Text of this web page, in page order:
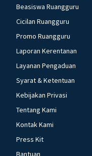
Beasiswa Ruangguru
Cicilan Ruangguru
Promo Ruangguru
Laporan Kerentanan
Layanan Pengaduan
Syarat & Ketentuan
Kebijakan Privasi
Tentang Kami
Kontak Kami
Press Kit
Bantuan